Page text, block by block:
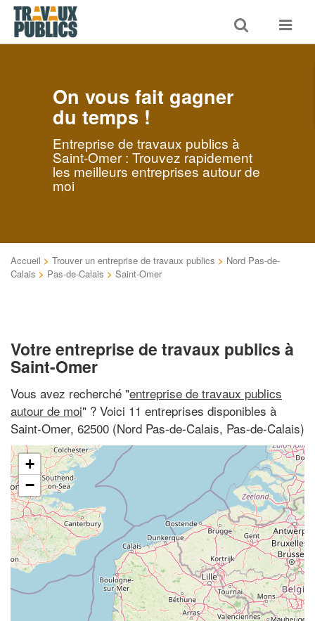
Toggle
search
Toggle
On vous fait gagner
du temps !
Entreprise de travaux publics à
Saint-Omer : Trouvez rapidement
les meilleurs entreprises autour de
moi
Accueil > Trouver un entreprise de travaux publics > Nord Pas-de-
Calais > Pas-de-Calais > Saint-Omer
Votre entreprise de travaux publics à
Saint-Omer
Vous avez recherché "entreprise de travaux publics
autour de moi" ? Voici 11 entreprises disponibles à
Saint-Omer, 62500 (Nord Pas-de-Calais, Pas-de-Calais)
+
−